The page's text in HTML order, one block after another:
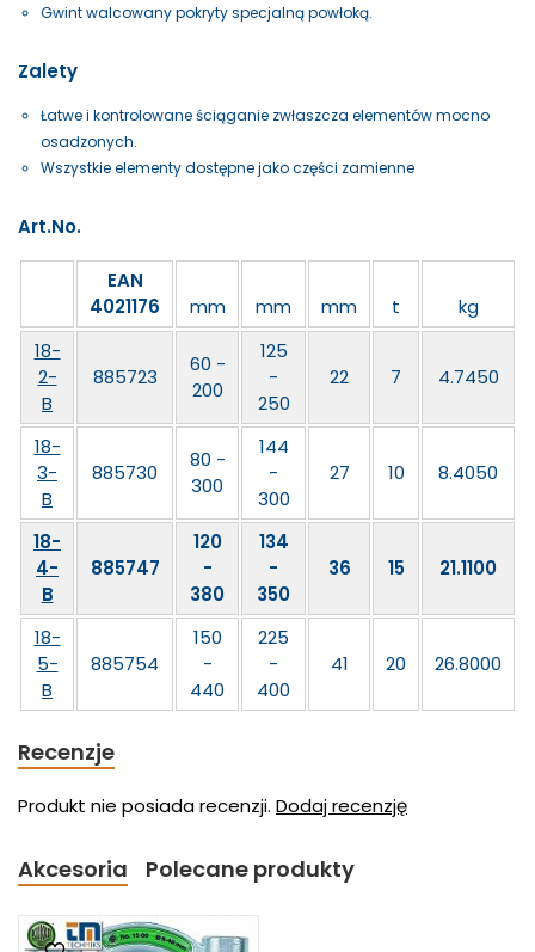
Gwint walcowany pokryty specjalną powłoką.
Zalety
Łatwe i kontrolowane ściąganie zwłaszcza elementów mocno
osadzonych.
Wszystkie elementy dostępne jako części zamienne
Art.No.
EAN
4021176
mm mm mm t
kg
18-
2-
B
885723
60 -
200
125
-
250
22 7 4.7450
18-
3-
B
885730
80 -
300
144
-
300
27 10 8.4050
18-
4-
B
885747
120
-
380
134
-
350
36 15 21.1100
18-
5-
B
885754
150
-
440
225
-
400
41 20 26.8000
Recenzje
Produkt nie posiada recenzji. Dodaj recenzję
Akcesoria Polecane produkty